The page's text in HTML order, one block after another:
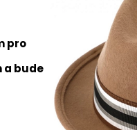
pro
a bude